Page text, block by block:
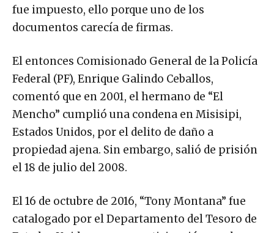
fue impuesto, ello porque uno de los
documentos carecía de firmas.
El entonces Comisionado General de la Policía
Federal (PF), Enrique Galindo Ceballos,
comentó que en 2001, el hermano de “El
Mencho” cumplió una condena en Misisipi,
Estados Unidos, por el delito de daño a
propiedad ajena. Sin embargo, salió de prisión
el 18 de julio del 2008.
El 16 de octubre de 2016, “Tony Montana” fue
catalogado por el Departamento del Tesoro de